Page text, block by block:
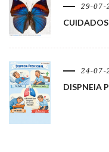
29-07-
24-07-
DISPNEIA